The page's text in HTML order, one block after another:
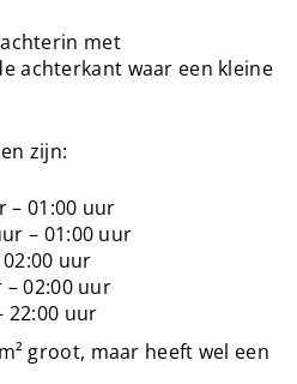
met
achterkant waar een kleine
zijn:
– 01:00 uur
– 01:00 uur
uur
02:00 uur
22:00 uur
groot, maar heeft wel een